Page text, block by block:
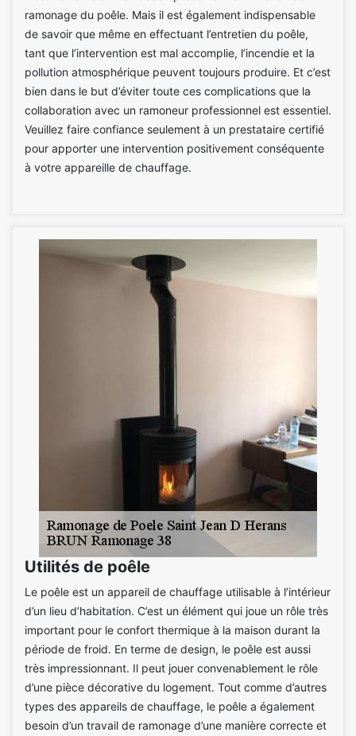
ramonage du poêle. Mais il est également indispensable
de savoir que même en effectuant l’entretien du poêle,
tant que l’intervention est mal accomplie, l’incendie et la
pollution atmosphérique peuvent toujours produire. Et c’est
bien dans le but d’éviter toute ces complications que la
collaboration avec un ramoneur professionnel est essentiel.
Veuillez faire confiance seulement à un prestataire certifié
pour apporter une intervention positivement conséquente
à votre appareille de chauffage.
Utilités de poêle
Le poêle est un appareil de chauffage utilisable à l’intérieur
d’un lieu d’habitation. C’est un élément qui joue un rôle très
important pour le confort thermique à la maison durant la
période de froid. En terme de design, le poêle est aussi
très impressionnant. Il peut jouer convenablement le rôle
d’une pièce décorative du logement. Tout comme d’autres
types des appareils de chauffage, le poêle a également
besoin d’un travail de ramonage d’une manière correcte et